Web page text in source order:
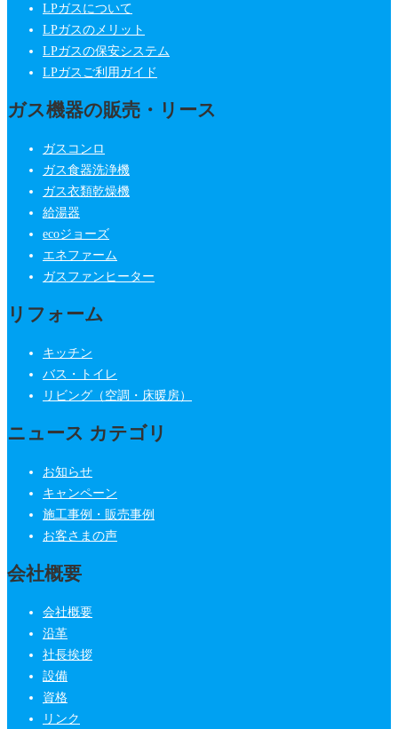
LPガスについて
LPガスのメリット
LPガスの保安システム
LPガスご利用ガイド
ガス機器の販売・リース
ガスコンロ
ガス食器洗浄機
ガス衣類乾燥機
給湯器
ecoジョーズ
エネファーム
ガスファンヒーター
リフォーム
キッチン
バス・トイレ
リビング（空調・床暖房）
ニュース カテゴリ
お知らせ
キャンペーン
施工事例・販売事例
お客さまの声
会社概要
会社概要
沿革
社長挨拶
設備
資格
リンク